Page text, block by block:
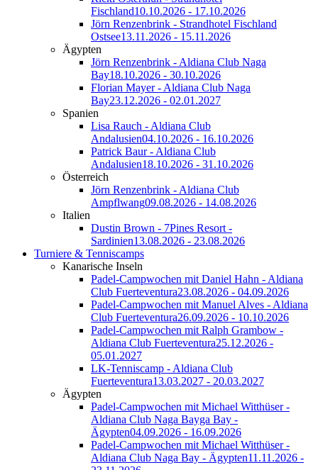
Fischland10.10.2026 - 17.10.2026
Jörn Renzenbrink - Strandhotel Fischland
Ostsee13.11.2026 - 15.11.2026
Ägypten
Jörn Renzenbrink - Aldiana Club Naga
Bay18.10.2026 - 30.10.2026
Florian Mayer - Aldiana Club Naga
Bay23.12.2026 - 02.01.2027
Spanien
Lisa Rauch - Aldiana Club
Andalusien04.10.2026 - 16.10.2026
Patrick Baur - Aldiana Club
Andalusien18.10.2026 - 31.10.2026
Österreich
Jörn Renzenbrink - Aldiana Club
Ampflwang09.08.2026 - 14.08.2026
Italien
Dustin Brown - 7Pines Resort -
Sardinien13.08.2026 - 23.08.2026
Turniere & Tenniscamps
Kanarische Inseln
Padel-Campwochen mit Daniel Hahn - Aldiana
Club Fuerteventura23.08.2026 - 04.09.2026
Padel-Campwochen mit Manuel Alves - Aldiana
Club Fuerteventura26.09.2026 - 10.10.2026
Padel-Campwochen mit Ralph Grambow -
Aldiana Club Fuerteventura25.12.2026 -
05.01.2027
LK-Tenniscamp - Aldiana Club
Fuerteventura13.03.2027 - 20.03.2027
Ägypten
Padel-Campwochen mit Michael Witthüser -
Aldiana Club Naga Bayga Bay -
Ägypten04.09.2026 - 16.09.2026
Padel-Campwochen mit Michael Witthüser -
Aldiana Club Naga Bay - Ägypten11.11.2026 -